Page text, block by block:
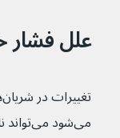
علل فشار
می‌شود می‌تواند ناشی از این موارد باشد: